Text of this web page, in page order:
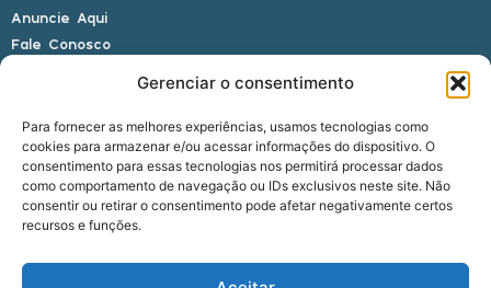
Gerenciar o consentimento
Para fornecer as melhores experiências, usamos tecnologias como
cookies para armazenar e/ou acessar informações do dispositivo. O
consentimento para essas tecnologias nos permitirá processar dados
como comportamento de navegação ou IDs exclusivos neste site. Não
consentir ou retirar o consentimento pode afetar negativamente certos
recursos e funções.
Anuncie Aqui
Fale Conosco
E-mail: alagoasbrasilnoticias@gmail.com
Telefone: (82) 9 9691-0391 (Whatsapp)
Responsável Técnico: Crysthyan Carlos
Rua do Sau - Centro - Anadia - AL - CEP: